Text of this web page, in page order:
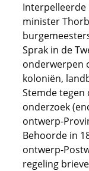
Interpelleerde
minister
Sprak in de
onderwerpen
koloniën,
Stemde tegen
onderzoek
ontwerp-
Behoorde in
ontwerp-
regeling